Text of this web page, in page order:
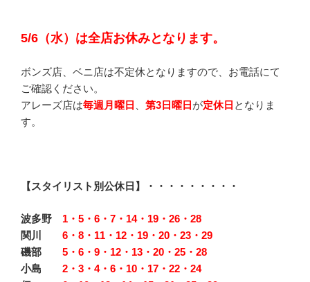
5/6（水）は全店お休みとなります。
ボンズ店、ベニ店は不定休となりますので、お電話にて
ご確認ください。
アレーズ店は毎週月曜日 第3日曜日 が定休日 となりま
す。
【スタイリスト別公休日】・・・・・・・・・
波多野 1・5・6・7・14・19・26・28
関川 6・8・11・12・19・20・23・29
磯部 5・6・9・12・13・20・25・28
小島 2・3・4・6・10・17・22・24